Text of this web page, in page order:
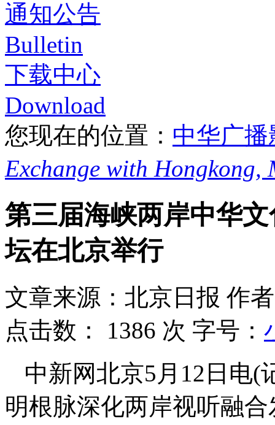
通知公告
Bulletin
下载中心
Download
您现在的位置： 中华广
Exchange with Hongkong,
第三届海峡两岸中华
坛在北京举行
文章来源：北京日报 作
点击数： 1386 次 字号：
中新网北京5月12日电(
明根脉深化两岸视听融